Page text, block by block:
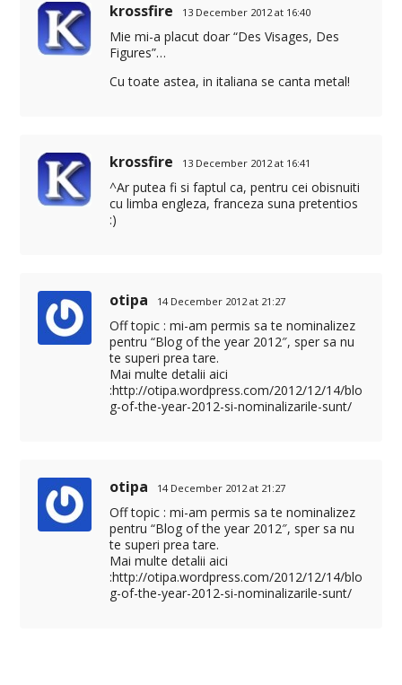
krossfire 13 December 2012 at 16:40
Mie mi-a placut doar “Des Visages, Des
Figures”…
Cu toate astea, in italiana se canta metal!
krossfire 13 December 2012 at 16:41
^Ar putea fi si faptul ca, pentru cei obisnuiti
cu limba engleza, franceza suna pretentios
:)
otipa 14 December 2012 at 21:27
Off topic : mi-am permis sa te nominalizez
pentru “Blog of the year 2012″, sper sa nu
te superi prea tare.
Mai multe detalii aici
:http://otipa.wordpress.com/2012/12/14/blo
g-of-the-year-2012-si-nominalizarile-sunt/
otipa 14 December 2012 at 21:27
Off topic : mi-am permis sa te nominalizez
pentru “Blog of the year 2012″, sper sa nu
te superi prea tare.
Mai multe detalii aici
:http://otipa.wordpress.com/2012/12/14/blo
g-of-the-year-2012-si-nominalizarile-sunt/